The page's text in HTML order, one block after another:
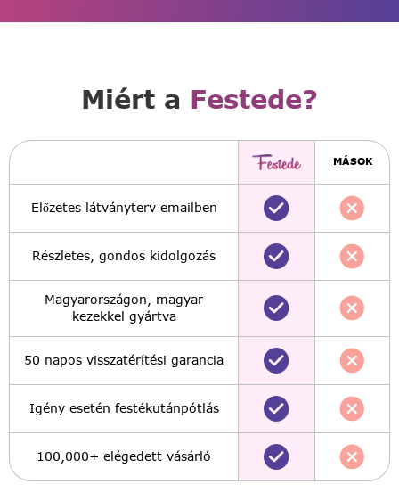
Miért a Festede?
MÁSOK
Előzetes látványterv emailben
Részletes, gondos kidolgozás
Magyarországon, magyar
kezekkel gyártva
50 napos visszatérítési garancia
Igény esetén festékutánpótlás
100,000+ elégedett vásárló